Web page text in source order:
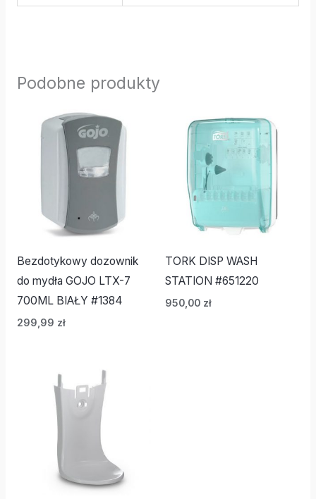
Podobne produkty
Bezdotykowy dozownik
do mydła GOJO LTX-7
700ML BIAŁY #1384
299,99 zł
TORK DISP WASH
STATION #651220
950,00 zł